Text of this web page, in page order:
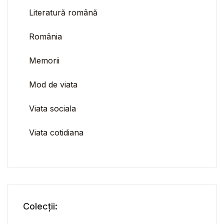
Literatură română
România
Memorii
Mod de viata
Viata sociala
Viata cotidiana
Colecții: